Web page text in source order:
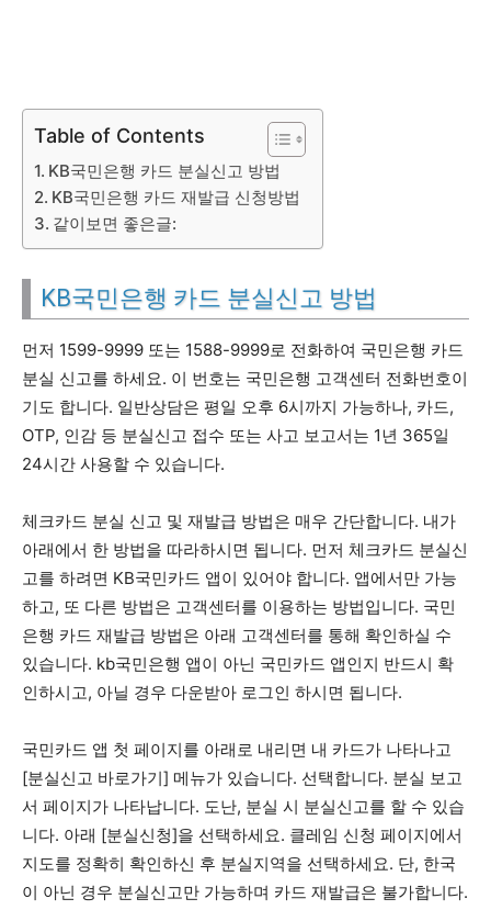
Table of Contents
KB국민은행 카드 분실신고 방법
KB국민은행 카드 재발급 신청방법
같이보면 좋은글:
KB국민은행 카드 분실신고 방법
먼저 1599-9999 또는 1588-9999로 전화하여 국민은행 카드
분실 신고를 하세요. 이 번호는 국민은행 고객센터 전화번호이
기도 합니다. 일반상담은 평일 오후 6시까지 가능하나, 카드,
OTP, 인감 등 분실신고 접수 또는 사고 보고서는 1년 365일
24시간 사용할 수 있습니다.
체크카드 분실 신고 및 재발급 방법은 매우 간단합니다. 내가
아래에서 한 방법을 따라하시면 됩니다. 먼저 체크카드 분실신
고를 하려면 KB국민카드 앱이 있어야 합니다. 앱에서만 가능
하고, 또 다른 방법은 고객센터를 이용하는 방법입니다. 국민
은행 카드 재발급 방법은 아래 고객센터를 통해 확인하실 수
있습니다. kb국민은행 앱이 아닌 국민카드 앱인지 반드시 확
인하시고, 아닐 경우 다운받아 로그인 하시면 됩니다.
국민카드 앱 첫 페이지를 아래로 내리면 내 카드가 나타나고
[분실신고 바로가기] 메뉴가 있습니다. 선택합니다. 분실 보고
서 페이지가 나타납니다. 도난, 분실 시 분실신고를 할 수 있습
니다. 아래 [분실신청]을 선택하세요. 클레임 신청 페이지에서
지도를 정확히 확인하신 후 분실지역을 선택하세요. 단, 한국
이 아닌 경우 분실신고만 가능하며 카드 재발급은 불가합니다.